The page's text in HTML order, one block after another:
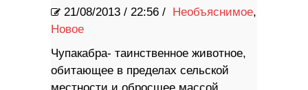
21/08/2013 / 22:56 / Необъяснимое,
Новое
Чупакабра- таинственное животное,
обитающее в пределах сельской